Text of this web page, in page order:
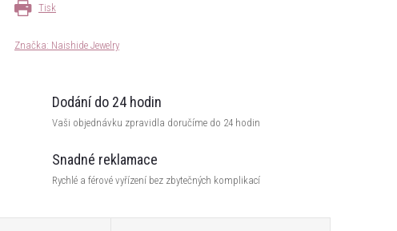
Tisk
Značka: Naishide Jewelry
Dodání do 24 hodin
Vaši objednávku zpravidla doručíme do 24 hodin
Snadné reklamace
Rychlé a férové vyřízení bez zbytečných komplikací